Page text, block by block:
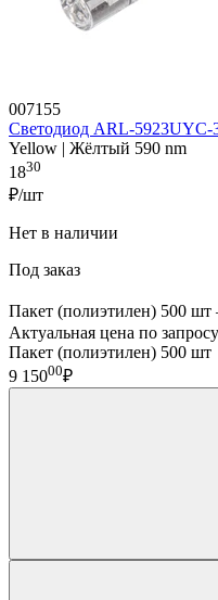
007155
Светодиод ARL-
Yellow | Жёлтый 590 nm
1830
₽/шт
Нет в наличии
Под заказ
Пакет (полиэтилен) 500
Актуальная цена по запросу
Пакет (полиэтилен) 500 шт
9 15000₽